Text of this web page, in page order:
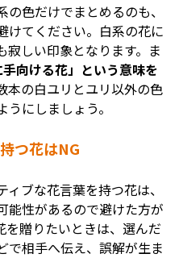
色だけでまとめるのも、
けてください。白系の花に
寂しい印象となります。ま
手向ける花」という意味を
本の白ユリとユリ以外の色
にしましょう。
つ花はNG
ィブな花言葉を持つ花は、
能性があるので避けた方が
を贈りたいときは、選んだ
で相手へ伝え、誤解が生ま